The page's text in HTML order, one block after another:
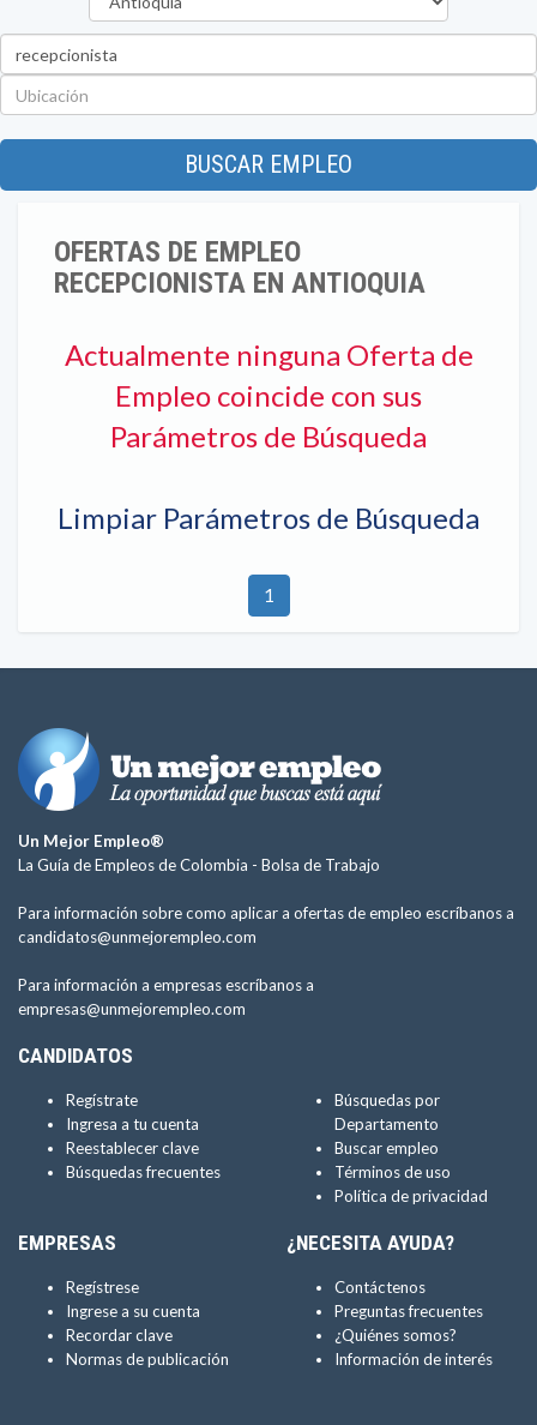
BUSCAR EMPLEO
OFERTAS DE EMPLEO
RECEPCIONISTA EN ANTIOQUIA
Actualmente ninguna Oferta de
Empleo coincide con sus
Parámetros de Búsqueda
Limpiar Parámetros de Búsqueda
1
Un Mejor Empleo®
La Guía de Empleos de Colombia - Bolsa de Trabajo
Para información sobre como aplicar a ofertas de empleo escríbanos a
candidatos@unmejorempleo.com
Para información a empresas escríbanos a
empresas@unmejorempleo.com
CANDIDATOS
Regístrate
Ingresa a tu cuenta
Reestablecer clave
Búsquedas frecuentes
Búsquedas por
Departamento
Buscar empleo
Términos de uso
Política de privacidad
EMPRESAS
Regístrese
Ingrese a su cuenta
Recordar clave
Normas de publicación
¿NECESITA AYUDA?
Contáctenos
Preguntas frecuentes
¿Quiénes somos?
Información de interés